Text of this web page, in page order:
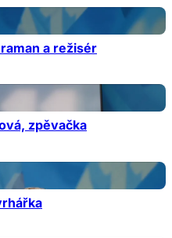
a režisér
zpěvačka